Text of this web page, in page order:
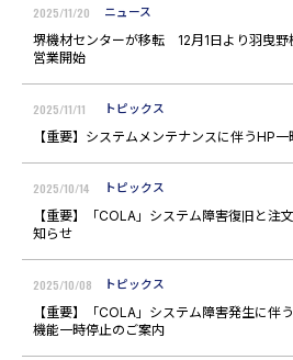
2025/11/20 ニュース
堺機材センターが移転 12月1日より羽曳野
営業開始
2025/11/11 トピックス
【重要】システムメンテナンスに伴うHP
2025/10/14 トピックス
【重要】「COLA」システム障害復旧と注
知らせ
2025/10/08 トピックス
【重要】「COLA」システム障害発生に伴
機能一時停止のご案内